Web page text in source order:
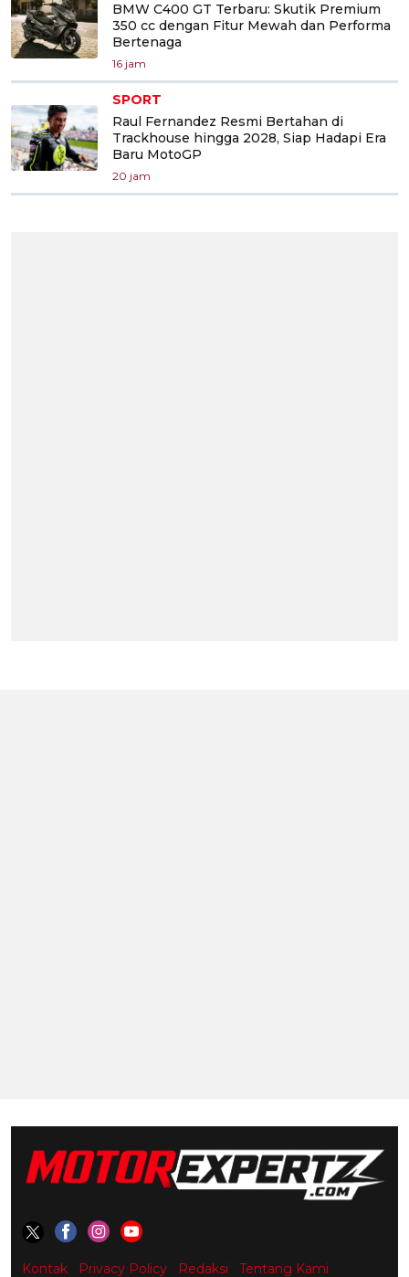
BMW C400 GT Terbaru: Skutik Premium
350 cc dengan Fitur Mewah dan Performa
Bertenaga
16 jam
SPORT
Raul Fernandez Resmi Bertahan di
Trackhouse hingga 2028, Siap Hadapi Era
Baru MotoGP
20 jam
Kontak Privacy Policy Redaksi Tentang Kami